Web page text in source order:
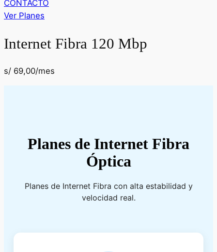
CONTACTO
Ver Planes
Internet Fibra 120 Mbp
s/ 69,00/mes
Planes de Internet Fibra
Óptica
Planes de Internet Fibra con alta estabilidad y
velocidad real.